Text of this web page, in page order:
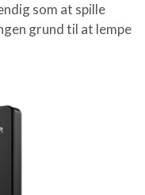
som at spille
grund til at lempe